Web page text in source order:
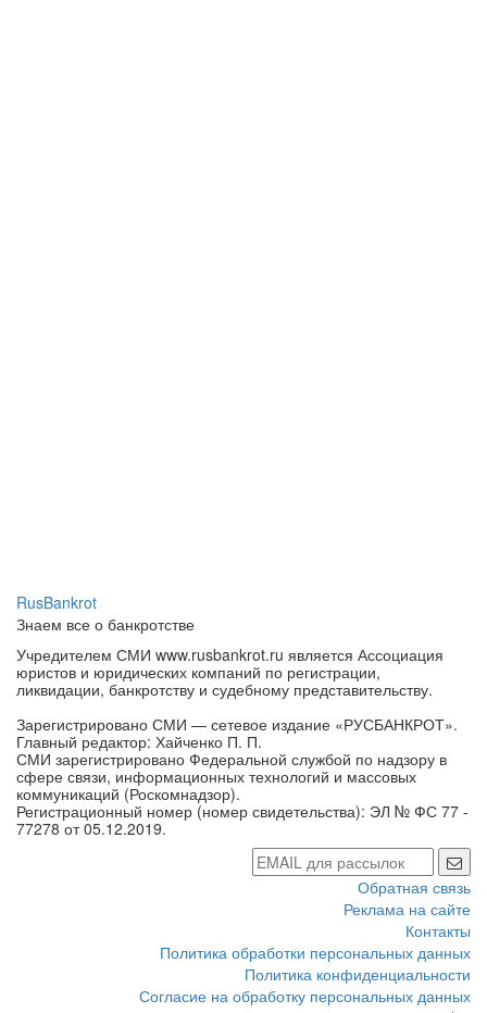
RusBankrot
Знаем все о банкротстве
Учредителем СМИ www.rusbankrot.ru является Ассоциация
юристов и юридических компаний по регистрации,
ликвидации, банкротству и судебному представительству.
Зарегистрировано СМИ — сетевое издание «РУСБАНКРОТ».
Главный редактор: Хайченко П. П.
СМИ зарегистрировано Федеральной службой по надзору в
сфере связи, информационных технологий и массовых
коммуникаций (Роскомнадзор).
Регистрационный номер (номер свидетельства): ЭЛ № ФС 77 -
77278 от 05.12.2019.
Обратная связь
Реклама на сайте
Контакты
Политика обработки персональных данных
Политика конфиденциальности
Согласие на обработку персональных данных